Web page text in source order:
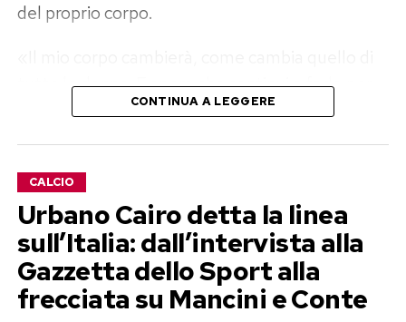
del proprio corpo.
tutte le donne. E spero che continui a farlo per
molti anni ancora, perché significherà che
polemica estiva in una riflessione più ampia
sull’immagine femminile.
«Amo le mie curve e il corpo che mi
ha permesso di diventare madre»
CONTINUA A LEGGERE
CALCIO
Urbano Cairo detta la linea
sull’Italia: dall’intervista alla
Gazzetta dello Sport alla
frecciata su Mancini e Conte